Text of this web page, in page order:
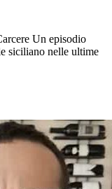
Un episodio
siciliano nelle ultime